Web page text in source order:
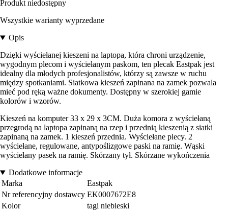
Produkt niedostępny
Wszystkie warianty wyprzedane
Opis
Dzięki wyściełanej kieszeni na laptopa, która chroni urządzenie,
wygodnym plecom i wyściełanym paskom, ten plecak Eastpak jest
idealny dla młodych profesjonalistów, którzy są zawsze w ruchu
między spotkaniami. Siatkowa kieszeń zapinana na zamek pozwala
mieć pod ręką ważne dokumenty. Dostępny w szerokiej gamie
kolorów i wzorów.
Kieszeń na komputer 33 x 29 x 3CM. Duża komora z wyściełaną
przegrodą na laptopa zapinaną na rzep i przednią kieszenią z siatki
zapinaną na zamek. 1 kieszeń przednia. Wyściełane plecy. 2
wyściełane, regulowane, antypoślizgowe paski na ramię. Wąski
wyściełany pasek na ramię. Skórzany tył. Skórzane wykończenia
Dodatkowe informacje
Marka
Eastpak
Nr referencyjny dostawcy EK0007672E8
Kolor
tagi niebieski